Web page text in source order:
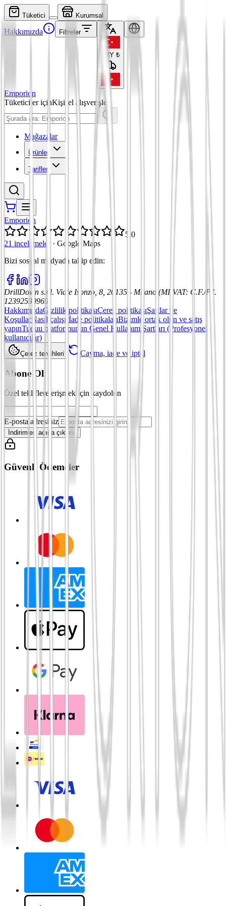
Tüketici Kurumsal
Hakkımızda Filtreler
TRY ₺
Emporion
Tüketiciler içinKişisel alışverişler
Mağazalar
Ürünler
Tarifler
Emporion
5,0
21 incelemeler
· Google Maps
Bizi sosyal medyada takip edin:
DrillDown s.r.l. Viale Isonzo, 8, 20135 - Milano (MI) VAT: C.F./P.I.
12392590969
HakkımızdaGizlilik politikasıÇerez politikasıŞartlar ve
KoşullarNasıl çalışırİade politikalarıBizimle ortak olun ve satış
yapınTuduu platformunun Genel Kullanım Şartları (Profesyonel
kullanıcılar)
Çerez tercihleri Cayma, iade ve iptal
Abone Ol
Özel tekliflere erişmek için kaydolun
E-posta adresiniz
İndirimleri açığa çıkarın
Güvenli Ödemeler